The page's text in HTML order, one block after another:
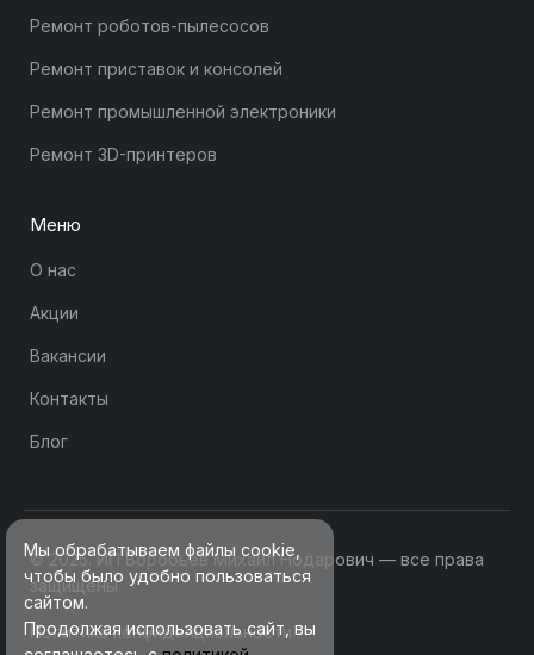
Ремонт роботов-пылесосов
Ремонт приставок и консолей
Ремонт промышленной электроники
Ремонт 3D-принтеров
Меню
О нас
Акции
Вакансии
Контакты
Блог
© 2025. ИП Воробьев Михаил Нодарович — все права
защищены
Политика конфиденциальности
Мы обрабатываем файлы cookie,
чтобы было удобно пользоваться
сайтом.
Продолжая использовать сайт, вы